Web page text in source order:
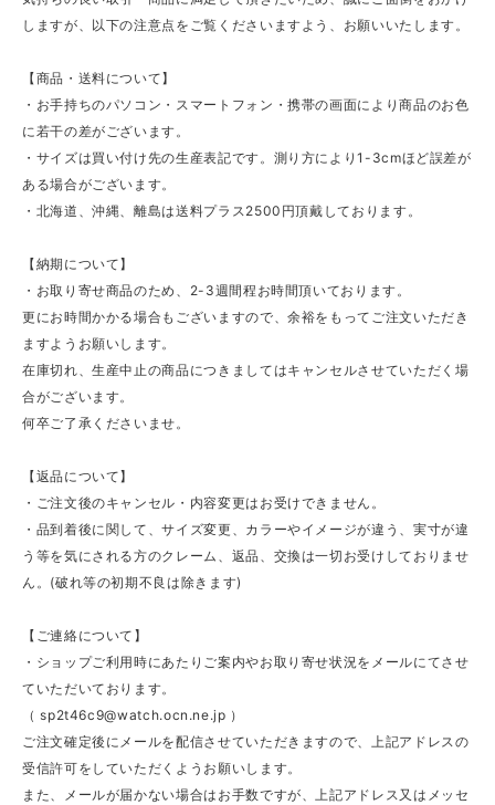
しますが、以下の注意点をご覧くださいますよう、お願いいたします。
【商品・送料について】
・お手持ちのパソコン・スマートフォン・携帯の画面により商品のお色
に若干の差がございます。
・サイズは買い付け先の生産表記です。測り方により1-3cmほど誤差が
ある場合がございます。
・北海道、沖縄、離島は送料プラス2500円頂戴しております。
【納期について】
・お取り寄せ商品のため、2-3週間程お時間頂いております。
更にお時間かかる場合もございますので、余裕をもってご注文いただき
ますようお願いします。
在庫切れ、生産中止の商品につきましてはキャンセルさせていただく場
合がございます。
何卒ご了承くださいませ。
【返品について】
・ご注文後のキャンセル・内容変更はお受けできません。
・品到着後に関して、サイズ変更、カラーやイメージが違う、実寸が違
う等を気にされる方のクレーム、返品、交換は一切お受けしておりませ
ん。(破れ等の初期不良は除きます)
【ご連絡について】
・ショップご利用時にあたりご案内やお取り寄せ状況をメールにてさせ
ていただいております。
（sp2t46c9@watch.ocn.ne.jp ）
ご注文確定後にメールを配信させていただきますので、上記アドレスの
受信許可をしていただくようお願いします。
また、メールが届かない場合はお手数ですが、上記アドレス又はメッセ